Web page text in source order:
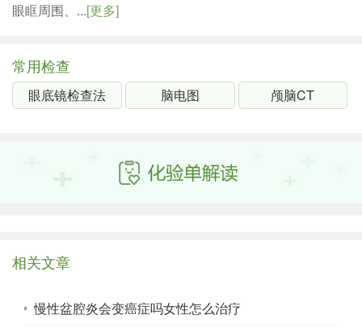
眼眶周围、...[更多]
常用检查
眼底镜检查法 脑电图 颅脑CT
相关文章
慢性盆腔炎会变癌症吗女性怎么治疗